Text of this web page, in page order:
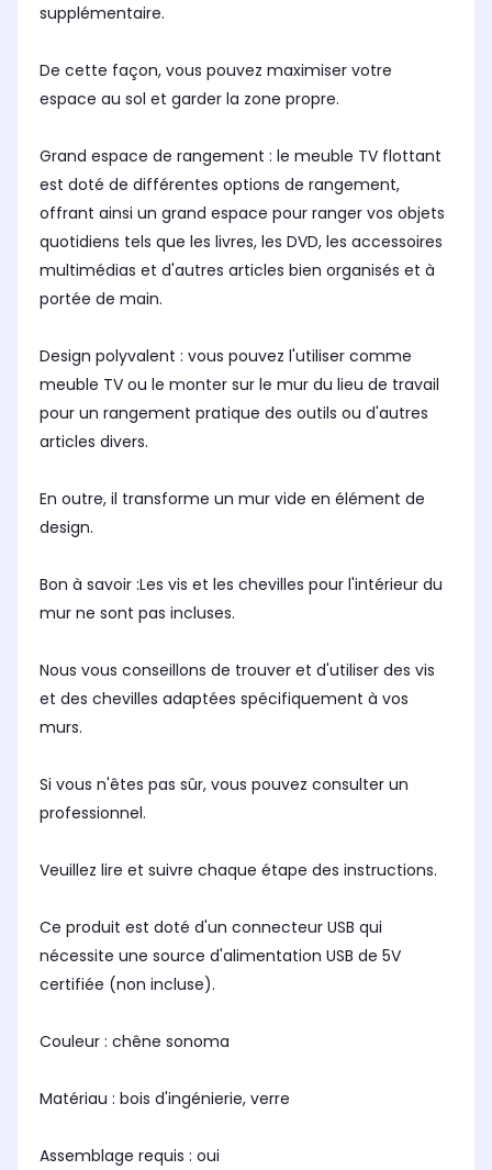
supplémentaire.
De cette façon, vous pouvez maximiser votre
espace au sol et garder la zone propre.
Grand espace de rangement : le meuble TV flottant
est doté de différentes options de rangement,
offrant ainsi un grand espace pour ranger vos objets
quotidiens tels que les livres, les DVD, les accessoires
multimédias et d'autres articles bien organisés et à
portée de main.
Design polyvalent : vous pouvez l'utiliser comme
meuble TV ou le monter sur le mur du lieu de travail
pour un rangement pratique des outils ou d'autres
articles divers.
En outre, il transforme un mur vide en élément de
design.
Bon à savoir :Les vis et les chevilles pour l'intérieur du
mur ne sont pas incluses.
Nous vous conseillons de trouver et d'utiliser des vis
et des chevilles adaptées spécifiquement à vos
murs.
Si vous n'êtes pas sûr, vous pouvez consulter un
professionnel.
Veuillez lire et suivre chaque étape des instructions.
Ce produit est doté d'un connecteur USB qui
nécessite une source d'alimentation USB de 5V
certifiée (non incluse).
Couleur : chêne sonoma
Matériau : bois d'ingénierie, verre
Assemblage requis : oui